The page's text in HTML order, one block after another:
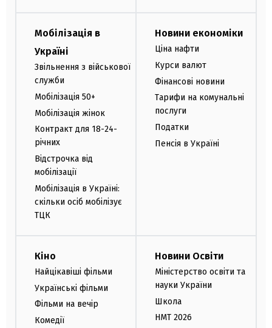
Мобілізація в
Україні
Звільнення з військової
служби
Мобілізація 50+
Мобілізація жінок
Контракт для 18-24-
річних
Відстрочка від
мобілізації
Мобілізація в Україні:
скільки осіб мобілізує
ТЦК
Новини економіки
Ціна нафти
Курси валют
Фінансові новини
Тарифи на комунальні
послуги
Податки
Пенсія в Україні
Кіно
Найцікавіші фільми
Українські фільми
Фільми на вечір
Комедії
Новини Освіти
Міністерство освіти та
науки України
Школа
НМТ 2026